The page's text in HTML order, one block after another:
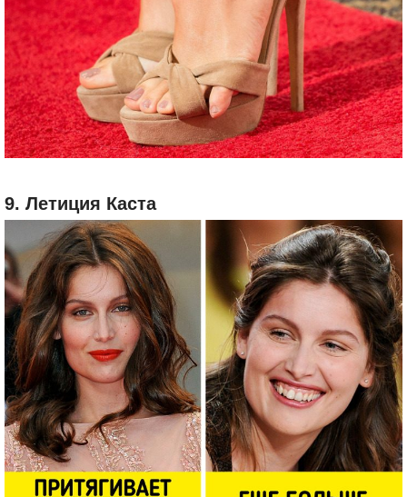
9. Летиция Каста